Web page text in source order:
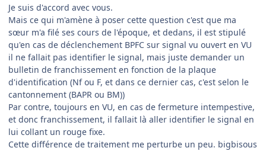
Je suis d'accord avec vous.
Mais ce qui m'amène à poser cette question c'est que ma
sœur m'a filé ses cours de l'époque, et dedans, il est stipulé
qu'en cas de déclenchement BPFC sur signal vu ouvert en VU
il ne fallait pas identifier le signal, mais juste demander un
bulletin de franchissement en fonction de la plaque
d'identification (Nf ou F, et dans ce dernier cas, c'est selon le
cantonnement (BAPR ou BM))
Par contre, toujours en VU, en cas de fermeture intempestive,
et donc franchissement, il fallait là aller identifier le signal en
lui collant un rouge fixe.
Cette différence de traitement me perturbe un peu. bigbisous